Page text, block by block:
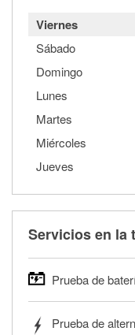
Viernes
Sábado
Domingo
Lunes
Martes
Miércoles
Jueves
Servicios en la
Prueba de
autos, camionetas,
Prueba de